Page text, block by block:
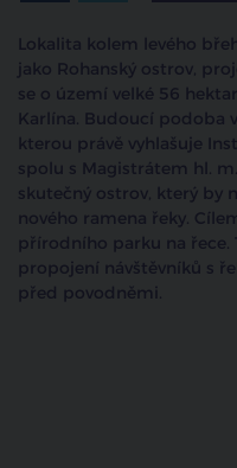
Lokalita kolem levého
jako Rohanský ostrov,
se o území velké 56
Karlína. Budoucí podoba
kterou právě vyhlašuje
spolu s Magistrátem hl.
skutečný ostrov, který by
nového ramena řeky.
přírodního parku na
propojení návštěvníků s
před povodněmi.